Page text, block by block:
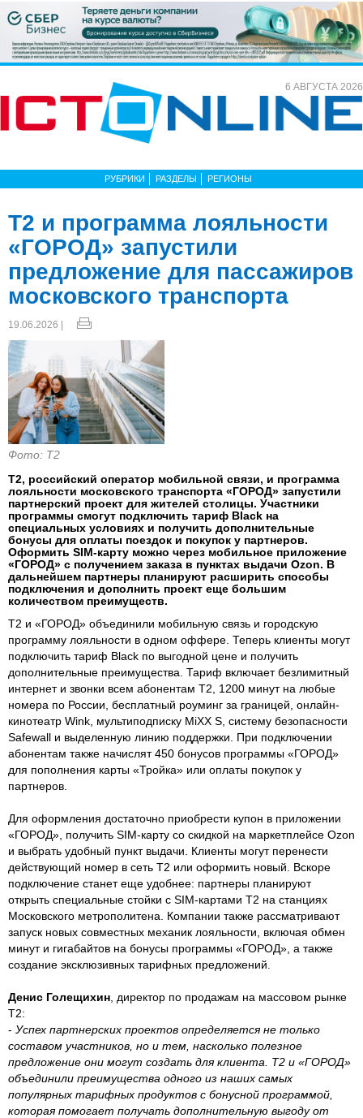
6 АВГУСТА 2026
РУБРИКИ РАЗДЕЛЫ РЕГИОНЫ
Т2 и программа лояльности
«ГОРОД» запустили
предложение для пассажиров
московского транспорта
19.06.2026 |
Фото: Т2
Т2, российский оператор мобильной связи, и программа
лояльности московского транспорта «ГОРОД» запустили
партнерский проект для жителей столицы. Участники
программы смогут подключить тариф Black на
специальных условиях и получить дополнительные
бонусы для оплаты поездок и покупок у партнеров.
Оформить SIM-карту можно через мобильное приложение
«ГОРОД» с получением заказа в пунктах выдачи Ozon. В
дальнейшем партнеры планируют расширить способы
подключения и дополнить проект еще большим
количеством преимуществ.
Т2 и «ГОРОД» объединили мобильную связь и городскую
программу лояльности в одном оффере. Теперь клиенты могут
подключить тариф Black по выгодной цене и получить
дополнительные преимущества. Тариф включает безлимитный
интернет и звонки всем абонентам Т2, 1200 минут на любые
номера по России, бесплатный роуминг за границей, онлайн-
кинотеатр Wink, мультиподписку MiXX S, систему безопасности
Safewall и выделенную линию поддержки. При подключении
абонентам также начислят 450 бонусов программы «ГОРОД»
для пополнения карты «Тройка» или оплаты покупок у
партнеров.
Для оформления достаточно приобрести купон в приложении
«ГОРОД», получить SIM-карту со скидкой на маркетплейсе Ozon
и выбрать удобный пункт выдачи. Клиенты могут перенести
действующий номер в сеть Т2 или оформить новый. Вскоре
подключение станет еще удобнее: партнеры планируют
открыть специальные стойки с SIM-картами Т2 на станциях
Московского метрополитена. Компании также рассматривают
запуск новых совместных механик лояльности, включая обмен
минут и гигабайтов на бонусы программы «ГОРОД», а также
создание эксклюзивных тарифных предложений.
Денис Голещихин , директор по продажам на массовом рынке
Т2:
- Успех партнерских проектов определяется не только
составом участников, но и тем, насколько полезное
предложение они могут создать для клиента. Т2 и «ГОРОД»
объединили преимущества одного из наших самых
популярных тарифных продуктов с бонусной программой,
которая помогает получать дополнительную выгоду от